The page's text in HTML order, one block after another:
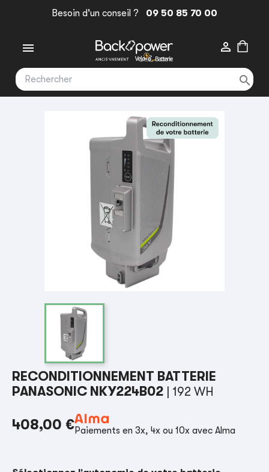
Besoin d'un conseil ? 09 50 85 70 00
 

RECONDITIONNEMENT BATTERIE
PANASONIC NKY224B02
| 192 WH
408,00 €Paiements en 3x, 4x ou 10x avec Alma